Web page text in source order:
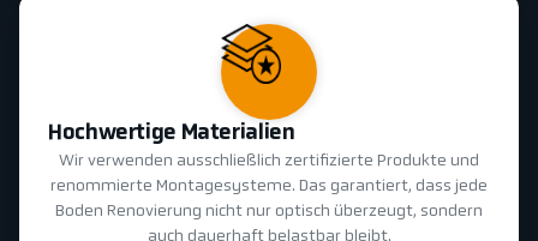
Hochwertige Materialien
Wir verwenden ausschließlich zertifizierte Produkte und
renommierte Montagesysteme. Das garantiert, dass jede
Boden Renovierung nicht nur optisch überzeugt, sondern
auch dauerhaft belastbar bleibt.